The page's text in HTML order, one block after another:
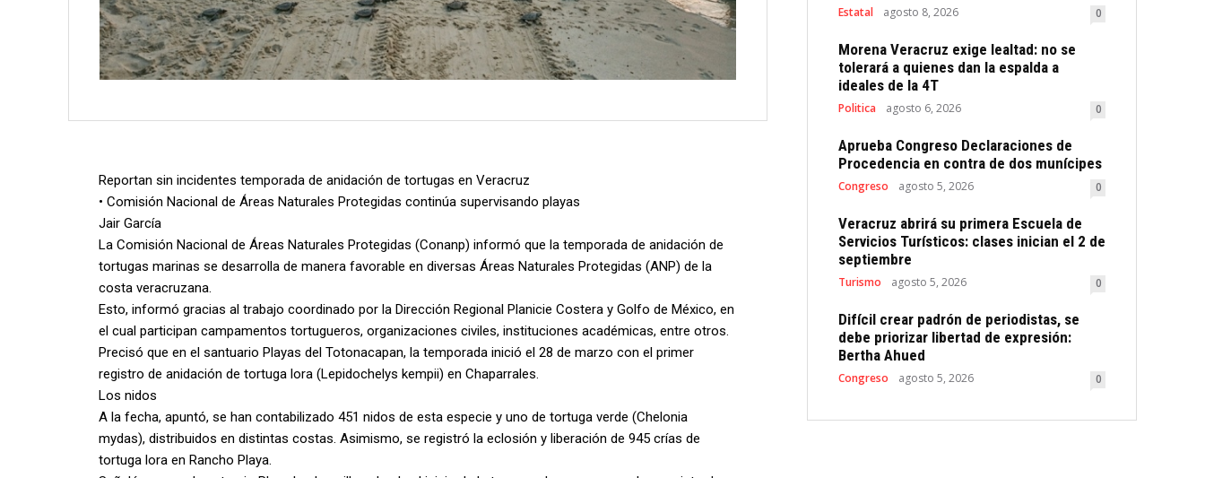
Reportan sin incidentes temporada de anidación de tortugas en Veracruz
• Comisión Nacional de Áreas Naturales Protegidas continúa supervisando playas
Jair García
La Comisión Nacional de Áreas Naturales Protegidas (Conanp) informó que la temporada de anidación de
tortugas marinas se desarrolla de manera favorable en diversas Áreas Naturales Protegidas (ANP) de la
costa veracruzana.
Esto, informó gracias al trabajo coordinado por la Dirección Regional Planicie Costera y Golfo de México, en
el cual participan campamentos tortugueros, organizaciones civiles, instituciones académicas, entre otros.
Precisó que en el santuario Playas del Totonacapan, la temporada inició el 28 de marzo con el primer
registro de anidación de tortuga lora (Lepidochelys kempii) en Chaparrales.
Los nidos
A la fecha, apuntó, se han contabilizado 451 nidos de esta especie y uno de tortuga verde (Chelonia
mydas), distribuidos en distintas costas. Asimismo, se registró la eclosión y liberación de 945 crías de
tortuga lora en Rancho Playa.
Estatal agosto 8, 2026 0
Morena Veracruz exige lealtad: no se
tolerará a quienes dan la espalda a
ideales de la 4T
Politica agosto 6, 2026 0
Aprueba Congreso Declaraciones de
Procedencia en contra de dos munícipes
Congreso agosto 5, 2026 0
Veracruz abrirá su primera Escuela de
Servicios Turísticos: clases inician el 2 de
septiembre
Turismo agosto 5, 2026 0
Difícil crear padrón de periodistas, se
debe priorizar libertad de expresión:
Bertha Ahued
Congreso agosto 5, 2026 0